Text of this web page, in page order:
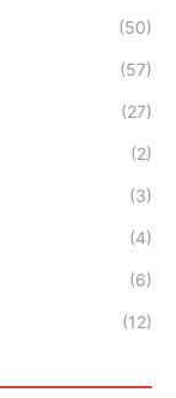
(50)
(57)
(27)
(2)
(3)
(4)
(6)
(12)